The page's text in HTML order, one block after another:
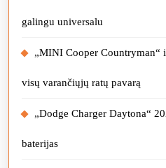
galingu universalu
„MINI Cooper Countryman“
visų varančiųjų ratų pavarą
„Dodge Charger Daytona“
baterijas